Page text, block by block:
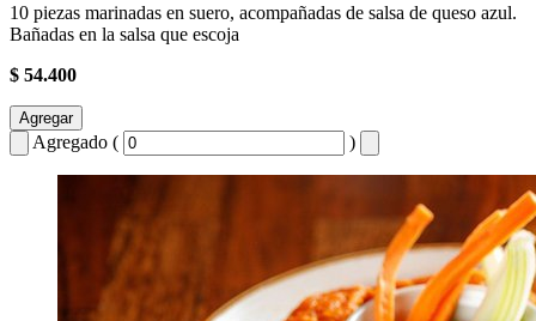
10 piezas marinadas en suero, acompañadas de salsa de queso azul.
Bañadas en la salsa que escoja
$ 54.400
Agregar
Agregado ( )